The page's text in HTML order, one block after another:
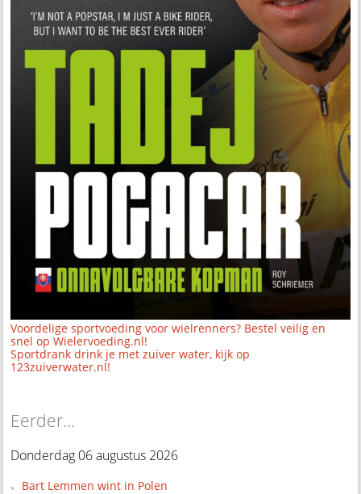
Voordelige sportvoeding voor wielrenners? Bestel veilig en
snel op Wielervoeding.nl!
Sportdrank drink je met zuiver water, kijk op
123zuiverwater.nl!
Eerder...
Donderdag 06 augustus 2026
Bart Lemmen wint in Polen